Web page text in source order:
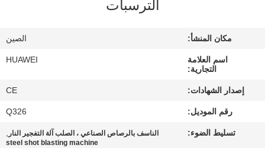
المعمل
مراقبة
الجودة
الترسبات
مكان المنشأ: الصين
اسم العلامة
التجارية:
HUAWEI
إصدار الشهادات: CE
رقم الموديل: Q326
تسليط الضوء: الناسف بالرصاص الصناعي ، الصلب آلة التفجير النار ,
steel shot blasting machine